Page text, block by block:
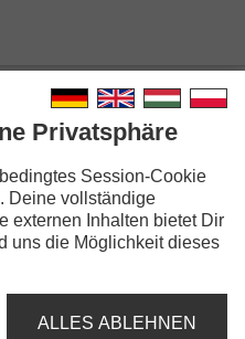
Privatsphäre
Session-Cookie
Deine vollständige
externen Inhalten bietet Dir
uns die Möglichkeit dieses
ALLES ABLEHNEN